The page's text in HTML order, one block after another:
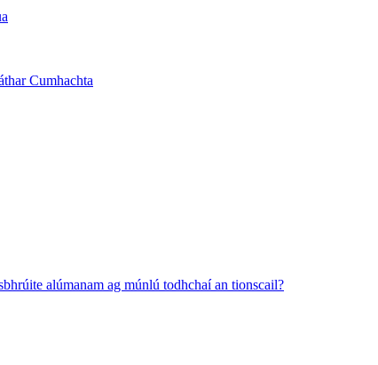
Cumhachta
alúmanam ag múnlú todhchaí an tionscail?